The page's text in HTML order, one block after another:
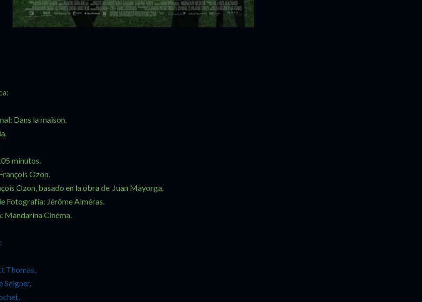
Dans la maison.
minutos.
Ozon.
Ozon, basado en la obra de Juan Mayorga.
Fotografía: Jérôme Alméras.
Mandarina Cinéma.
Thomas,
Seigner,